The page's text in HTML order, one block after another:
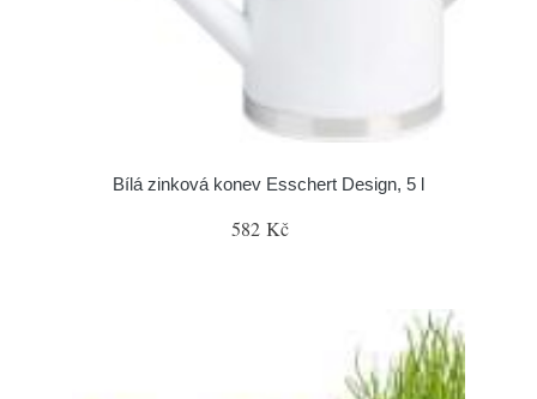
Bílá zinková konev Esschert Design, 5 l
582 Kč